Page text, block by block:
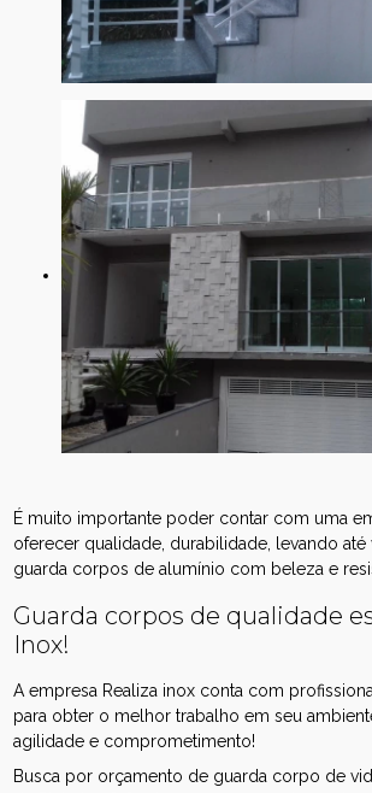
É muito importante poder contar com uma
oferecer qualidade, durabilidade, levando
guarda corpos de alumínio com beleza e
Guarda corpos de qualidade
Inox!
A empresa Realiza inox conta com
para obter o melhor trabalho em seu
agilidade e comprometimento!
Busca por orçamento de guarda corpo de